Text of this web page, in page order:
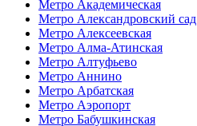
Метро Академическая
Метро Александровский сад
Метро Алексеевская
Метро Алма-Атинская
Метро Алтуфьево
Метро Аннино
Метро Арбатская
Метро Аэропорт
Метро Бабушкинская